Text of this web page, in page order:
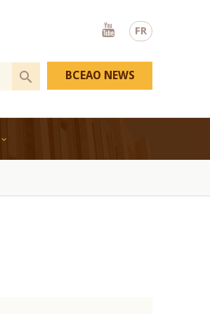
FR
Youtube
BCEAO NEWS